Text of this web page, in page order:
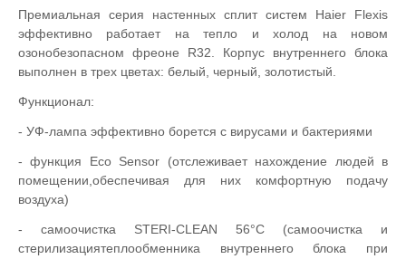
Премиальная серия настенных сплит систем Haier
Flexis
эффективно работает на тепло и холод на новом
озонобезопасном фреоне R32. Корпус внутреннего блока
выполнен в трех цветах: белый, черный, золотистый.
Функционал:
- УФ-лампа эффективно борется с вирусами и бактериями
- функция Eco Sensor (отслеживает нахождение людей в
помещении,обеспечивая для них комфортную подачу
воздуха)
- самоочистка STERI-CLEAN 56°C (самоочистка и
стерилизациятеплообменника внутреннего блока при